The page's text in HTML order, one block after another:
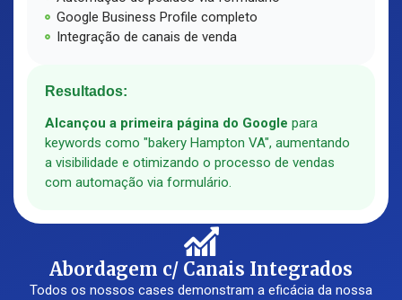
Google Business Profile completo
Integração de canais de venda
Resultados:
Alcançou a primeira página do Google para
keywords como "bakery Hampton VA", aumentando
a visibilidade e otimizando o processo de vendas
com automação via formulário.
Abordagem c/ Canais Integrados
Todos os nossos cases demonstram a eficácia da nossa